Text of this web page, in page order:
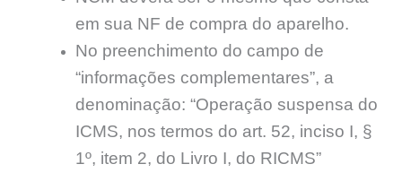
em sua NF de compra do aparelho.
No preenchimento do campo de
“informações complementares”, a
denominação: “Operação suspensa do
ICMS, nos termos do art. 52, inciso I, §
1º, item 2, do Livro I, do RICMS”